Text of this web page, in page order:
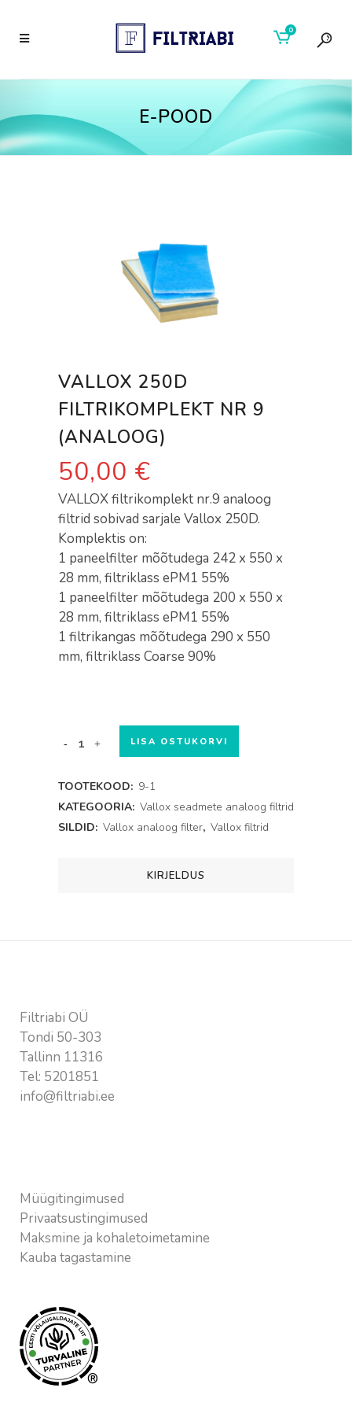
0
E-POOD
VALLOX 250D
FILTRIKOMPLEKT NR 9
(ANALOOG)
50,00 €
VALLOX filtrikomplekt nr.9 analoog
filtrid sobivad sarjale Vallox 250D.
Komplektis on:
1 paneelfilter mõõtudega 242 x 550 x
28 mm, filtriklass ePM1 55%
1 paneelfilter mõõtudega 200 x 550 x
28 mm, filtriklass ePM1 55%
1 filtrikangas mõõtudega 290 x 550
mm, filtriklass Coarse 90%
VALLOX
filtrikomplekt
nr
LISA OSTUKORVI
TOOTEKOOD: 9-1
KATEGOORIA: Vallox seadmete analoog filtrid
SILDID: Vallox analoog filter, Vallox filtrid
KIRJELDUS
Filtriabi OÜ
Tondi 50-303
Tallinn 11316
Tel: 5201851
info@filtriabi.ee
Müügitingimused
Privaatsustingimused
Maksmine ja kohaletoimetamine
Kauba tagastamine
®